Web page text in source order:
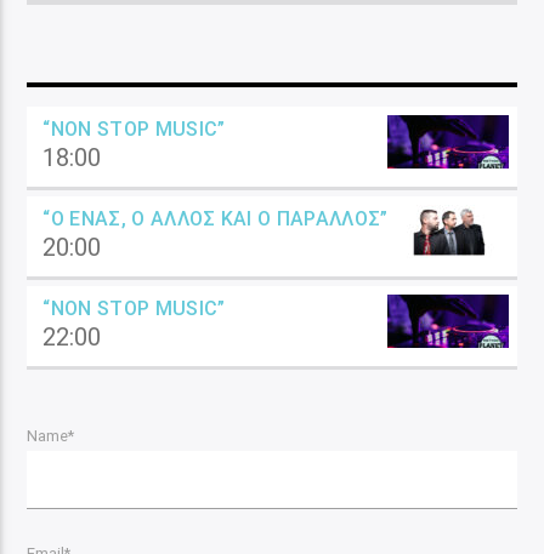
“NON STOP MUSIC”
18:00
“Ο ΈΝΑΣ, Ο ΆΛΛΟΣ ΚΑΙ Ο ΠΑΡΆΛΛΟΣ”
20:00
“NON STOP MUSIC”
22:00
Name*